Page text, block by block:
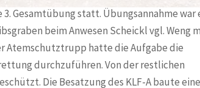
3. Gesamtübung statt. Übungsannahme war
beim Anwesen Scheickl vgl. Weng
Atemschutztrupp hatte die Aufgabe die
durchzuführen. Von der restlichen
Die Besatzung des KLF-A baute eine